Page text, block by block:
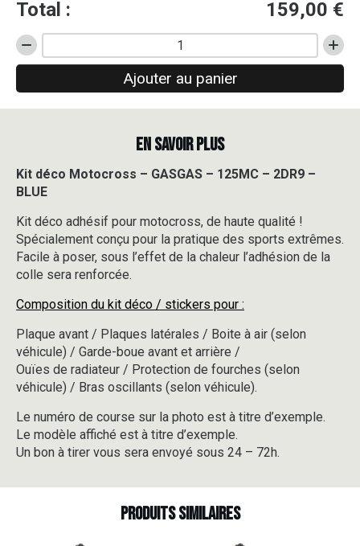
Total : 159,00 €
quantité
de
déco
Motocross
125MC
-
-
BLUE
Ajouter au panier
EN SAVOIR PLUS
Kit déco Motocross – GASGAS – 125MC – 2DR9 –
BLUE
Kit déco adhésif pour motocross, de haute qualité !
Spécialement conçu pour la pratique des sports extrêmes.
Facile à poser, sous l’effet de la chaleur l’adhésion de la
colle sera renforcée.
Composition du kit déco / stickers pour :
Plaque avant / Plaques latérales / Boite à air (selon
véhicule) / Garde-boue avant et arrière /
Ouïes de radiateur / Protection de fourches (selon
véhicule) / Bras oscillants (selon véhicule).
Le numéro de course sur la photo est à titre d’exemple.
Le modèle affiché est à titre d’exemple.
Un bon à tirer vous sera envoyé sous 24 – 72h.
Produits similaires